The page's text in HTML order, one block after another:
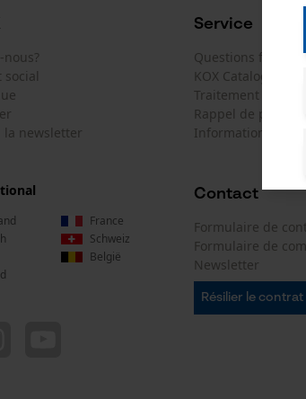
newsletter
Service
Questions
KOX Catalogue
Traitement des
Rappel de
Informations sur
Contact
Formulaire de
Formulaire de
Newsletter
Résilier le contrat
France
Schweiz
België